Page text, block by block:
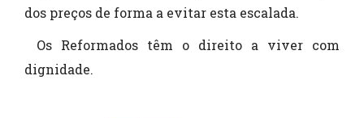
dos preços de forma a evitar esta escalada.
Os Reformados têm o direito a viver com
dignidade.